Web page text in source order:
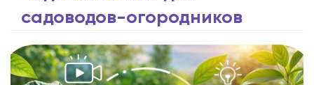
садоводов-огородников